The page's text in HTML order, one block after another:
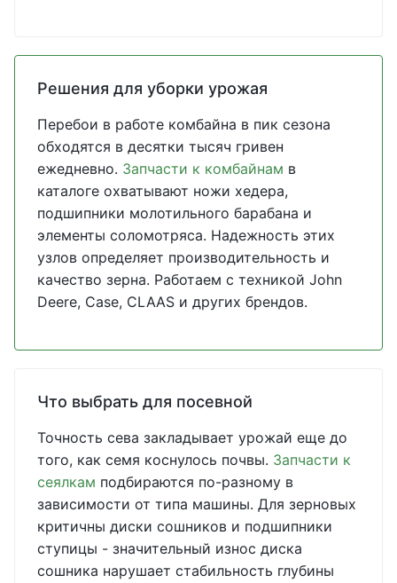
Решения для уборки урожая
Перебои в работе комбайна в пик сезона
обходятся в десятки тысяч гривен
ежедневно. Запчасти к комбайнам в
каталоге охватывают ножи хедера,
подшипники молотильного барабана и
элементы соломотряса. Надежность этих
узлов определяет производительность и
качество зерна. Работаем с техникой John
Deere, Case, CLAAS и других брендов.
Что выбрать для посевной
Точность сева закладывает урожай еще до
того, как семя коснулось почвы. Запчасти к
сеялкам подбираются по-разному в
зависимости от типа машины. Для зерновых
критичны диски сошников и подшипники
ступицы - значительный износ диска
сошника нарушает стабильность глубины